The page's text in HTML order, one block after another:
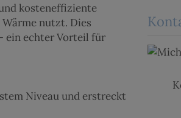
kosteneffiziente
nutzt. Dies
ein echter Vorteil für
Niveau und erstreckt